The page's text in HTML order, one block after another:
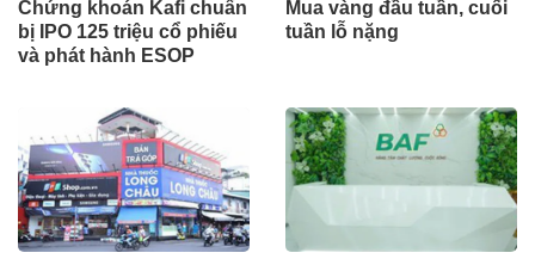
Chứng khoán Kafi chuẩn
bị IPO 125 triệu cổ phiếu
và phát hành ESOP
Mua vàng đầu tuần, cuối
tuần lỗ nặng